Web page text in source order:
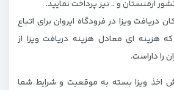
ارمنستان و .. نیز پرداخت نمایید.
دریافت ویزا در فرودگاه ایروان برای اتباع
هزینه ای معادل هزینه دریافت ویزا از
را داراست.
اخذ ویزا بسته به موقعیت و شرایط شما